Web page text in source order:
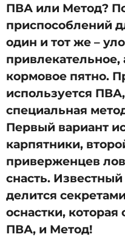
0
2
6
ПВА или Метод?
приспособлений
один и тот же –
привлекательное,
кормовое пятно.
используется
специальная
Первый вариант
карпятники,
приверженцев
снасть.
делится
оснастки,
ПВА, и Метод!